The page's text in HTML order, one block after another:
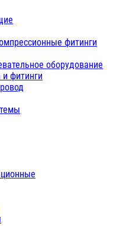
фитинги
оборудование
фитинги